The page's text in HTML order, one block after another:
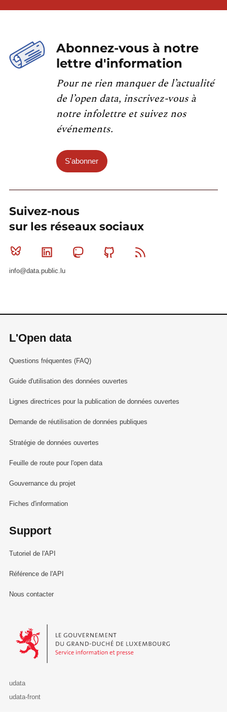
Abonnez-vous à notre
lettre d'information
Pour ne rien manquer de l’actualité
de l’open data, inscrivez-vous à
notre infolettre et suivez nos
événements.
S'abonner
Suivez-nous
sur les réseaux sociaux
Bluesky Linkedin MastodonGithub
info@data.public.lu
L'Open data
Questions fréquentes (FAQ)
Guide d'utilisation des données ouvertes
Lignes directrices pour la publication de données ouvertes
Demande de réutilisation de données publiques
Stratégie de données ouvertes
Feuille de route pour l'open data
Gouvernance du projet
Fiches d'information
Support
Tutoriel de l'API
Référence de l'API
Nous contacter
Le Gouvernement du Grand-Duché de Luxembourg - Service
udata
udata-front